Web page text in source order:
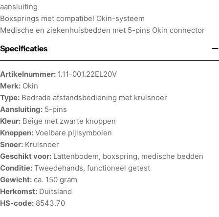
aansluiting
Boxsprings met compatibel Okin-systeem
Medische en ziekenhuisbedden met 5-pins Okin connector
Specificaties
Artikelnummer: 1.11-001.22EL20V
Merk: Okin
Type: Bedrade afstandsbediening met krulsnoer
Aansluiting: 5-pins
Kleur: Beige met zwarte knoppen
Knoppen: Voelbare pijlsymbolen
Snoer: Krulsnoer
Geschikt voor: Lattenbodem, boxspring, medische bedden
Conditie: Tweedehands, functioneel getest
Gewicht: ca. 150 gram
Herkomst: Duitsland
HS-code: 8543.70